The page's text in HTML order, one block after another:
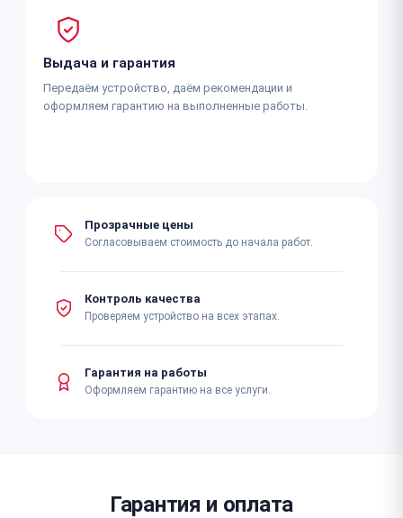
Выдача и гарантия
Передаём устройство, даём рекомендации и
оформляем гарантию на выполненные работы.
Прозрачные цены
Согласовываем стоимость до начала работ.
Контроль качества
Проверяем устройство на всех этапах.
Гарантия на работы
Оформляем гарантию на все услуги.
Гарантия и оплата